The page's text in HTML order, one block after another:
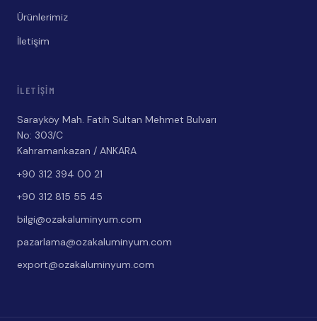
Ürünlerimiz
İletişim
İLETIŞIM
Sarayköy Mah. Fatih Sultan Mehmet Bulvarı
No: 303/C
Kahramankazan / ANKARA
+90 312 394 00 21
+90 312 815 55 45
bilgi@ozakaluminyum.com
pazarlama@ozakaluminyum.com
export@ozakaluminyum.com